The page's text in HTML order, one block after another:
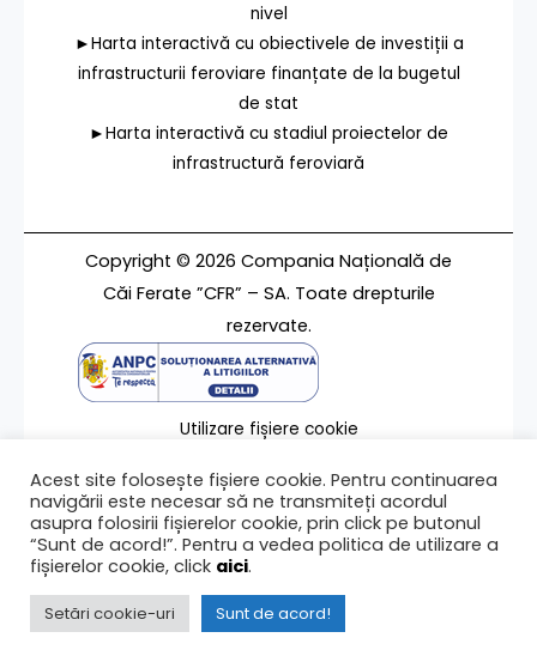
nivel
►Harta interactivă cu obiectivele de investiții a
infrastructurii feroviare finanțate de la bugetul
de stat
►Harta interactivă cu stadiul proiectelor de
infrastructură feroviară
Copyright © 2026 Compania Națională de
Căi Ferate ”CFR” – SA. Toate drepturile
rezervate.
Utilizare fișiere cookie
Contact
Ultima modificare a paginii 27/10/2021
Acest site folosește fișiere cookie. Pentru continuarea
navigării este necesar să ne transmiteți acordul
asupra folosirii fișierelor cookie, prin click pe butonul
“Sunt de acord!”. Pentru a vedea politica de utilizare a
fișierelor cookie, click aici.
Setări cookie-uri Sunt de acord!